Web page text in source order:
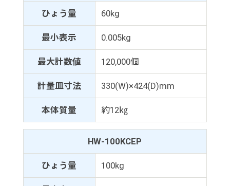
ひょう量 60kg
最小表示 0.005kg
最大計数値 120,000個
計量皿寸法 330(W)×424(D)mm
本体質量 約12㎏
HW-100KCEP
ひょう量 100kg